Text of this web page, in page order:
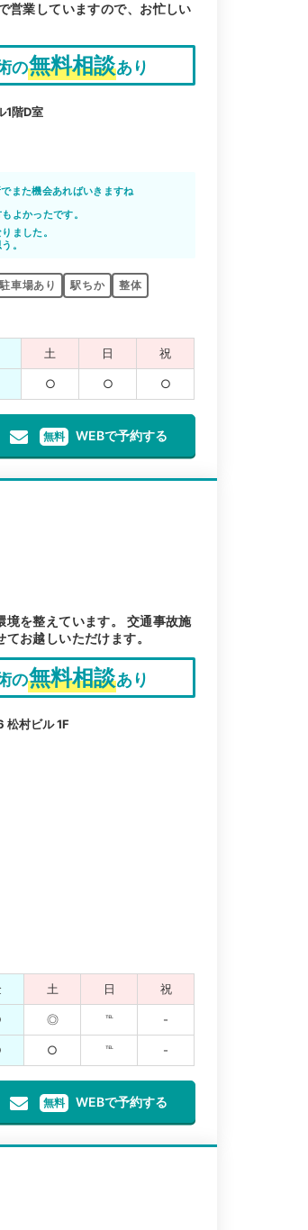
営業していますので、お忙しい
の無料相談あり
1階D室
また機会あればいきますね
よかったです。
ました。
。
駐車場あり 駅ちか
整体
土 日 祝
○ ○ ○
無料 WEBで予約する
を整えています。 交通事故施
お越しいただけます。
の無料相談あり
松村ビル 1F
土 日 祝
◎ ℡ -
○ ℡ -
無料 WEBで予約する